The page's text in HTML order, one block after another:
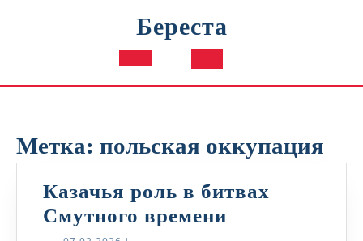
Береста
Кнопка
Метка: польская оккупация
Казачья роль в битвах
Смутного времени